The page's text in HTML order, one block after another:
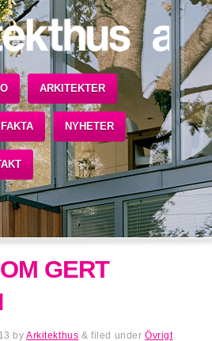
ARKITEKTER
FAKTA NYHETER
GERT
byArkitekthus & filed underÖvrigt.